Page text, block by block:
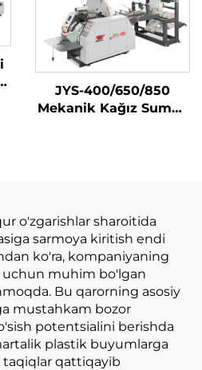
JYS-400/650/850
Mekanik Kağız Sumka
o'zgarishlar sharoitida
sarmoya kiritish endi
ko'ra, kompaniyaning
uchun muhim bo'lgan
Bu qarorning asosiy
mustahkam bozor
potentsialini berishda
plastik buyumlarga
taqiqlar qattiqayib